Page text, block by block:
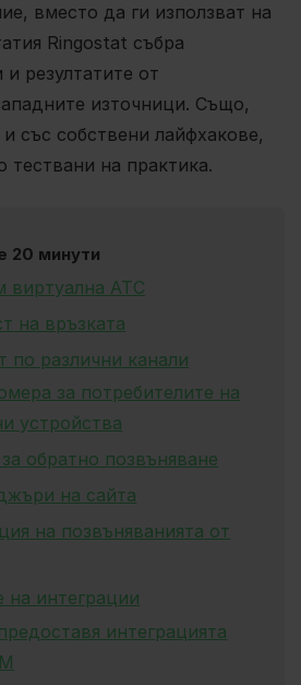
вместо да ги използват на
Ringostat събра
резултатите от
източници. Също,
със собствени лайфхакове,
тествани на практика.
20 минути
виртуална АТС
на връзката
по различни канали
за потребителите на
устройства
обратно позвъняване
на сайта
на позвъняванията от
на интеграции
интеграцията